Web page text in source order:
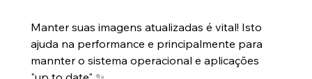
Manter suas imagens atualizadas é vital! Isto
ajuda na performance e principalmente para
mannter o sistema operacional e aplicações